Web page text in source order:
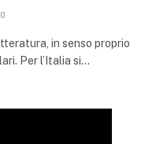
0
in senso proprio
Per l’Italia si…